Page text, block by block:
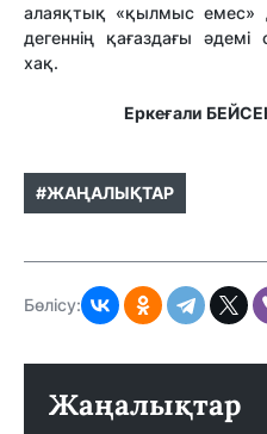
алаяқтық «қылмыс емес»
дегеннің қағаздағы әдемі
хақ.
Еркеғали
#ЖАҢАЛЫҚТАР
Бөлісу:
Жаңалықтар